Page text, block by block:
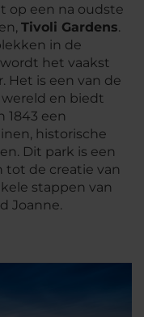
op een na oudste
Tivoli Gardens.
in de
het vaakst
Het is een van de
en biedt
1843 een
historische
Dit park is een
tot de creatie van
stappen van
Joanne.